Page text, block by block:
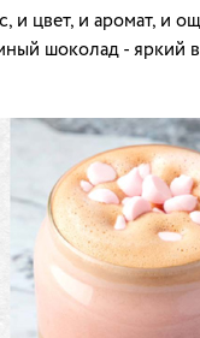
и цвет, и аромат, и
шоколад - яркий